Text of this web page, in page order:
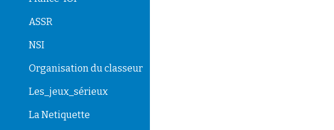
ASSR
NSI
Organisation du classeur
Les_jeux_sérieux
La Netiquette